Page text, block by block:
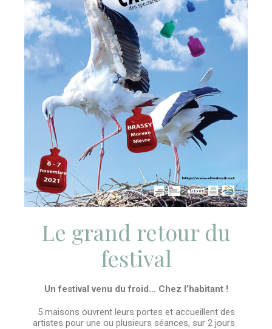
Le grand retour du
festival
Un festival venu du froid… Chez l’habitant !
5 maisons ouvrent leurs portes et accueillent des
artistes pour une ou plusieurs séances, sur 2 jours.